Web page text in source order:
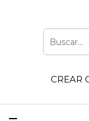
CREAR